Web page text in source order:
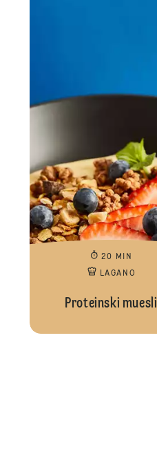
20 MIN
LAGANO
Proteinski muesli